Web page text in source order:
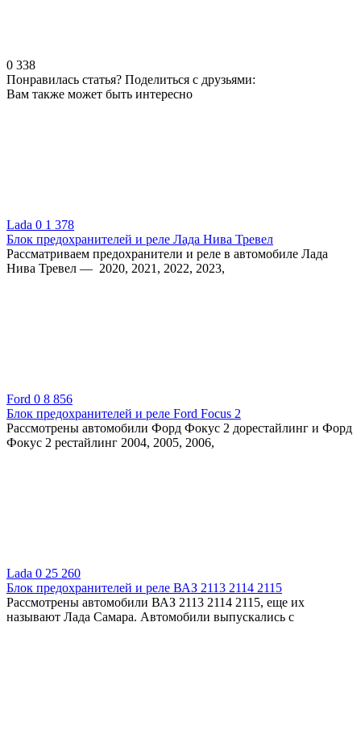
0 338
Понравилась статья? Поделиться с друзьями:
Вам также может быть интересно
Lada 0 1 378
Блок предохранителей и реле Лада Нива Тревел
Рассматриваем предохранители и реле в автомобиле Лада
Нива Тревел — 2020, 2021, 2022, 2023,
Ford 0 8 856
Блок предохранителей и реле Ford Focus 2
Рассмотрены автомобили Форд Фокус 2 дорестайлинг и Форд
Фокус 2 рестайлинг 2004, 2005, 2006,
Lada 0 25 260
Блок предохранителей и реле ВАЗ 2113 2114 2115
Рассмотрены автомобили ВАЗ 2113 2114 2115, еще их
называют Лада Самара. Автомобили выпускались с